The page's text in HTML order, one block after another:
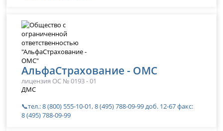
АльфаСтрахование - ОМС
лицензия ОС № 0193 - 01
ДМС
📞тел.: 8 (800) 555-10-01, 8 (495) 788-09-99 доб. 12-67 факс:
8 (495) 788-09-99